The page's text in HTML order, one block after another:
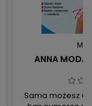
ANNA MODA
Sama możesz